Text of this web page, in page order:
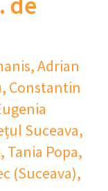
,Adrian
, Constantin
Suceava,
, Tania Popa,
(Suceava),